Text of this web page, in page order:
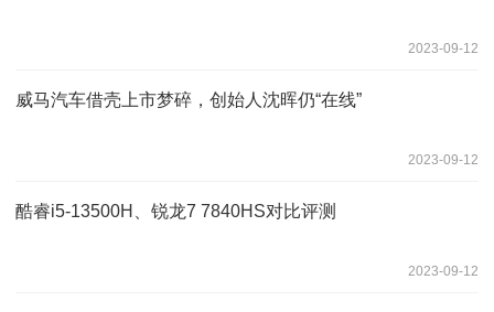
2023-09-12
威马汽车借壳上市梦碎，创始人沈晖仍“在线”
2023-09-12
酷睿i5-13500H、锐龙7 7840HS对比评测
2023-09-12